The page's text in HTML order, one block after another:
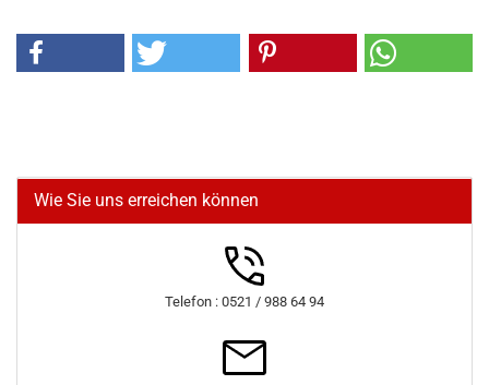
Wie Sie uns erreichen können
Telefon : 0521 / 988 64 94